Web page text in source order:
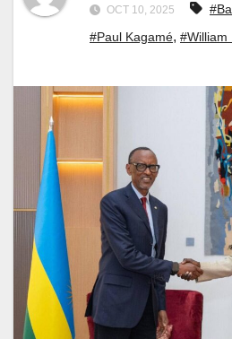
OCT 10, 2025
#Paul Kagamé, #William